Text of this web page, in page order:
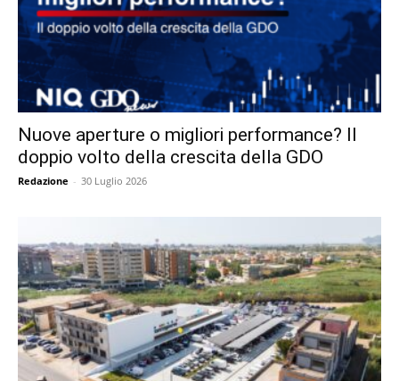
Nuove aperture o migliori performance? Il
doppio volto della crescita della GDO
Redazione - 30 Luglio 2026